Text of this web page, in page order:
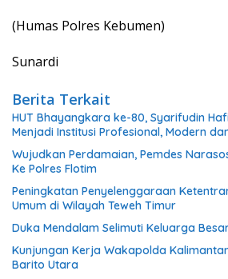
(Humas Polres Kebumen)
Sunardi
Berita Terkait
HUT Bhayangkara ke-80, Syarifudin
Menjadi Institusi Profesional, Modern
Wujudkan Perdamaian, Pemdes
Ke Polres Flotim
Peningkatan Penyelenggaraan
Umum di Wilayah Teweh Timur
Duka Mendalam Selimuti Keluarga
Kunjungan Kerja Wakapolda
Barito Utara